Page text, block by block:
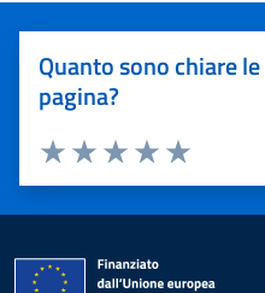
Quanto sono chiare
pagina?
Valuta 5
Valuta 4 stelle
Valuta 3 stelle su 5
Valuta 2 stelle su 5
Valuta 1 stelle su 5